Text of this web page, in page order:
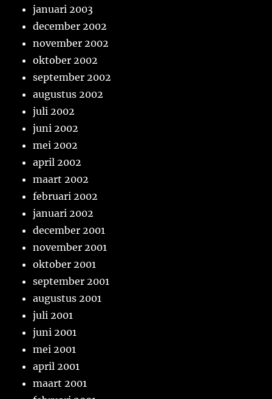
januari 2003
december 2002
november 2002
oktober 2002
september 2002
augustus 2002
juli 2002
juni 2002
mei 2002
april 2002
maart 2002
februari 2002
januari 2002
december 2001
november 2001
oktober 2001
september 2001
augustus 2001
juli 2001
juni 2001
mei 2001
april 2001
maart 2001